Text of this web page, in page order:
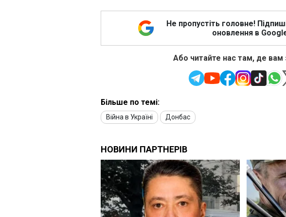
Не пропустіть головне!
оновлення в
Або читайте нас там, де вам
Більше по темі:
Війна в Україні Донбас